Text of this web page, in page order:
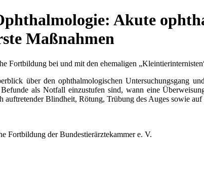
Akute
Maßnahmen
Fortbildung bei und mit den ehemaligen
über den ophthalmologischen Untersuchungsgang
als Notfall einzustufen sind, wann eine
auftretender Blindheit, Rötung, Trübung des Auges sowie auf
Fortbildung der Bundestierärztekammer e. V.